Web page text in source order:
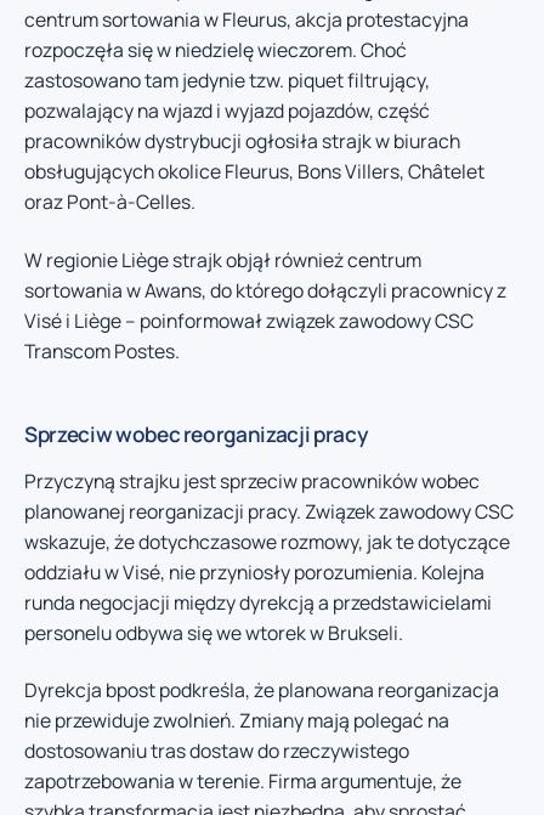
centrum sortowania w Fleurus, akcja protestacyjna
rozpoczęła się w niedzielę wieczorem. Choć
zastosowano tam jedynie tzw. piquet filtrujący,
pozwalający na wjazd i wyjazd pojazdów, część
pracowników dystrybucji ogłosiła strajk w biurach
obsługujących okolice Fleurus, Bons Villers, Châtelet
oraz Pont-à-Celles.
W regionie Liège strajk objął również centrum
sortowania w Awans, do którego dołączyli pracownicy z
Visé i Liège – poinformował związek zawodowy CSC
Transcom Postes.
Sprzeciw wobec reorganizacji pracy
Przyczyną strajku jest sprzeciw pracowników wobec
planowanej reorganizacji pracy. Związek zawodowy CSC
wskazuje, że dotychczasowe rozmowy, jak te dotyczące
oddziału w Visé, nie przyniosły porozumienia. Kolejna
runda negocjacji między dyrekcją a przedstawicielami
personelu odbywa się we wtorek w Brukseli.
Dyrekcja bpost podkreśla, że planowana reorganizacja
nie przewiduje zwolnień. Zmiany mają polegać na
dostosowaniu tras dostaw do rzeczywistego
zapotrzebowania w terenie. Firma argumentuje, że